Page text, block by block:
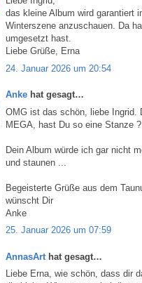
das kleine Album wird garantiert
Winterszene anzuschauen. Da
umgesetzt hast.
Liebe Grüße, Erna
24. Januar 2026 um 20:54
Anke hat gesagt…
OMG ist das schön, liebe Ingrid.
MEGA, hast Du so eine Stanze ?
Dein Album würde ich gar nicht
und staunen ...
Begeisterte Grüße aus dem
wünscht Dir
Anke
25. Januar 2026 um 07:59
AnnasArt hat gesagt…
Liebe Erna, wie schön, dass dir